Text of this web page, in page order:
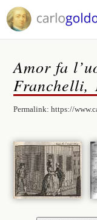
Amor fa
Franchelli,
Permalink:https://